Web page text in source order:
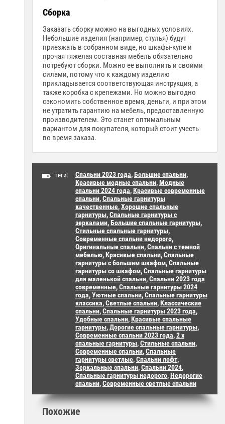
Сборка
Заказать сборку можно на выгодных условиях.
Небольшие изделия (например, стулья) будут
приезжать в собранном виде, но шкафы-купе и
прочая тяжелая составная мебель обязательно
потребуют сборки. Можно ее выполнить и своими
силами, потому что к каждому изделию
прикладывается соответствующая инструкция, а
также коробка с крепежами. Но можно выгодно
сэкономить собственное время, деньги, и при этом
не утратить гарантию на мебель, предоставленную
производителем. Это станет оптимальным
вариантом для покупателя, который стоит учесть
во время заказа.
теги: Спальни 2023 года,Большие спальни,
Красивые модные спальни,Модные
спальни 2024 года,Красивые современные
спальни,Спальные гарнитуры
качественные,Хорошие спальные
гарнитуры,Спальные гарнитуры с
зеркалами,Большие спальные гарнитуры,
Стильные спальные гарнитуры,
Современные спальни недорого,
Оригинальные спальни,Спальни с темной
мебелью,Красивые спальни,Спальные
гарнитуры с большим шкафом,Спальные
гарнитуры со шкафом,Спальные гарнитуры
для маленькой спальни,Спальни 2023 года
современные,Спальные гарнитуры 2024
года,Уютные спальни,Спальные гарнитуры
классика,Светлые спальни,Классические
спальни,Спальные гарнитуры 2023 года,
Удобные спальни,Красивые спальные
гарнитуры,Дорогие спальные гарнитуры,
Современные спальни 2023 года,2 х
спальные гарнитуры,Стильные спальни,
Современные спальни,Спальные
гарнитуры светлые,Спальни лофт,
Зеркальные спальни,Спальни 2024,
Спальные гарнитуры недорого,Недорогие
спальни,Современные светлые спальни
Похожие